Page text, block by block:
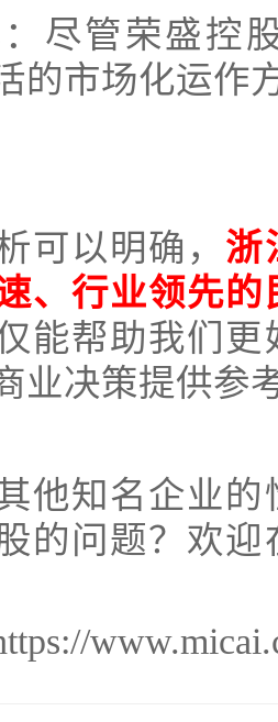
尽管荣盛控
的市场化运作
可以明确， 浙
、行业领先
能帮助我们
业决策提供参
他知名企业
的问题？欢